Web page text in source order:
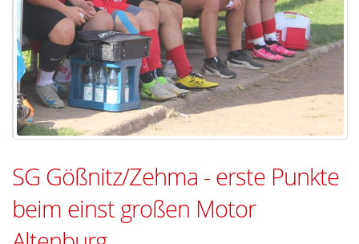
SG Gößnitz/Zehma - erste Punkte
beim einst großen Motor